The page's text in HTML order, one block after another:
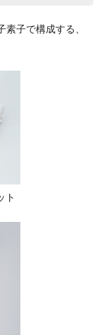
子で構成する、
ト